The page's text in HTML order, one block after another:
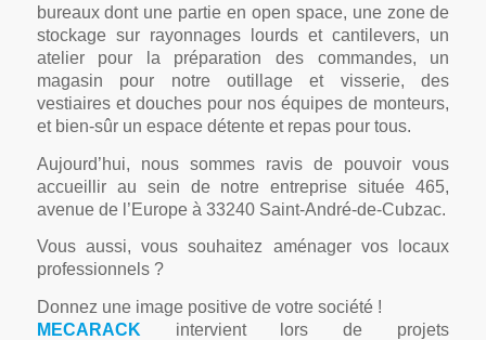
bureaux dont une partie en open space, une zone de
stockage sur rayonnages lourds et cantilevers, un
atelier pour la préparation des commandes, un
magasin pour notre outillage et visserie, des
vestiaires et douches pour nos équipes de monteurs,
et bien-sûr un espace détente et repas pour tous.
Aujourd’hui, nous sommes ravis de pouvoir vous
accueillir au sein de notre entreprise située 465,
avenue de l’Europe à 33240 Saint-André-de-Cubzac.
Vous aussi, vous souhaitez aménager vos locaux
professionnels ?
Donnez une image positive de votre société !
MECARACK intervient lors de projets